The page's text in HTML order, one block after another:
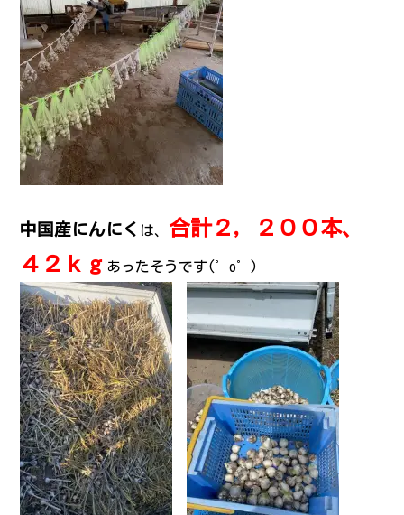
中国産にんにく は、 合計２，２００本、
４２ｋｇ あったそうです(゜o゜)